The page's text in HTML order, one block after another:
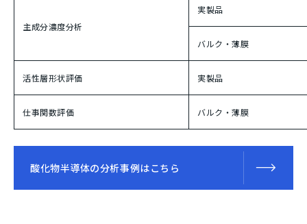
主成分濃度分析
実製品
バルク・薄膜
活性層形状評価 実製品
仕事関数評価 バルク・薄膜
酸化物半導体の分析事例はこちら